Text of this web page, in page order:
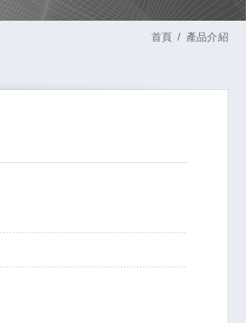
首頁 產品介紹